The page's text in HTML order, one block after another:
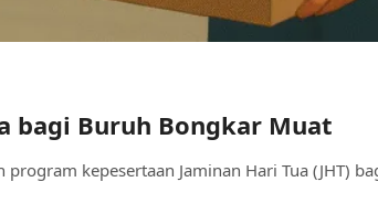
bagi Buruh Bongkar Muat
kepesertaan Jaminan Hari Tua (JHT)